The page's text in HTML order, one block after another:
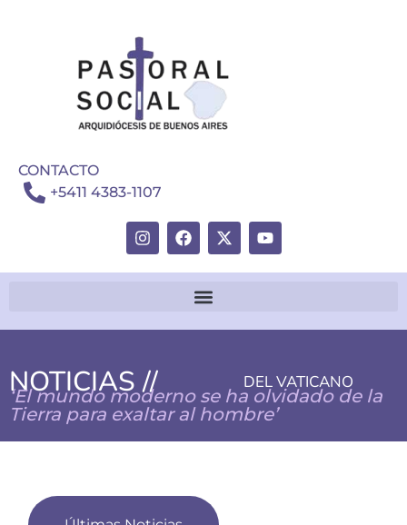
CONTACTO
+5411 4383-1107
NOTICIAS // DEL VATICANO
‘El mundo moderno se ha olvidado de la
Tierra para exaltar al hombre’